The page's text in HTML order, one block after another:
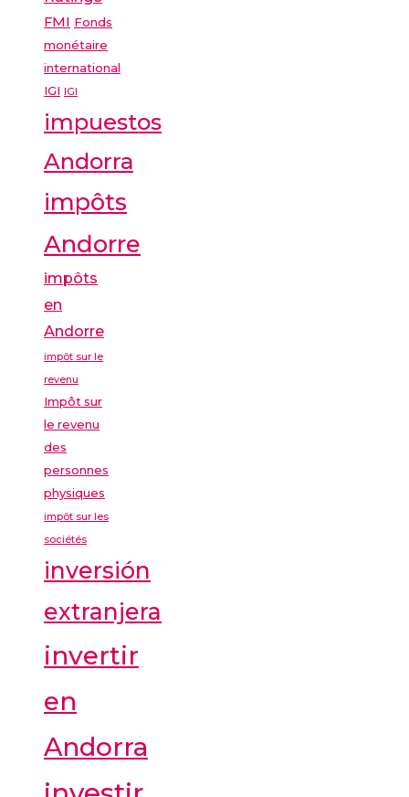
FMI Fonds
monétaire
international
IGI IGI
impuestos
Andorra
impôts
Andorre
impôts
en
Andorre
impôt sur le
revenu
Impôt sur
le revenu
des
personnes
physiques
impôt sur les
sociétés
inversión
extranjera
invertir
en
Andorra